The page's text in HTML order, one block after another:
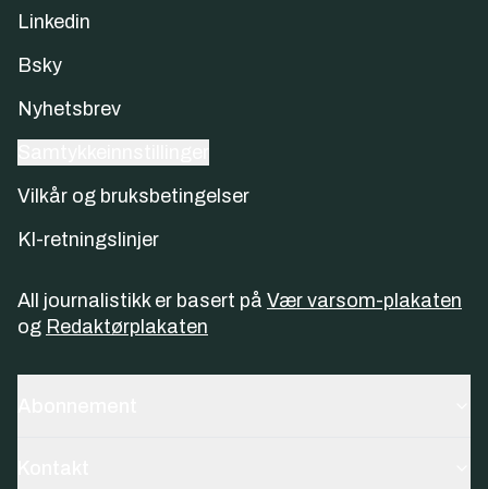
Linkedin
Bsky
Nyhetsbrev
Vilkår og bruksbetingelser
KI-retningslinjer
All journalistikk er basert på Vær varsom-plakaten
og Redaktørplakaten